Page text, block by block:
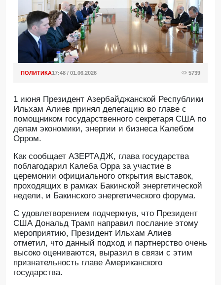
ПОЛИТИКА17:48 / 01.06.2026 5739
1 июня Президент Азербайджанской Республики
Ильхам Алиев принял делегацию во главе с
помощником государственного секретаря США по
делам экономики, энергии и бизнеса Калебом
Орром.
Как сообщает АЗЕРТАДЖ, глава государства
поблагодарил Калеба Орра за участие в
церемонии официального открытия выставок,
проходящих в рамках Бакинской энергетической
недели, и Бакинского энергетического форума.
С удовлетворением подчеркнув, что Президент
США Дональд Трамп направил послание этому
мероприятию, Президент Ильхам Алиев
отметил, что данный подход и партнерство очень
высоко оцениваются, выразил в связи с этим
признательность главе Американского
государства.